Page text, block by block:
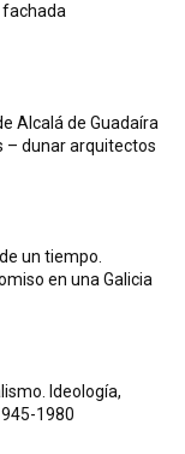
Alcalá de Guadaíra
– dunar arquitectos
un tiempo.
en una Galicia
Ideología,
1980